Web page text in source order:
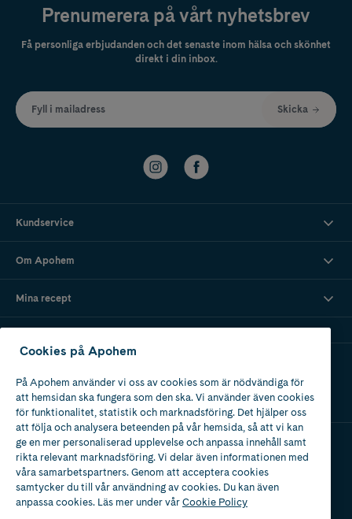
Prenumerera på vårt nyhetsbrev
Få personliga erbjudanden och det senaste inom hälsa och skönhet
direkt i din inbox.
Fyll i mailadress Skicka
Kundservice
Om Apohem
Mina recept
Apotek med tillstånd
av Läkemedelsverket
Cookies på Apohem
På Apohem använder vi oss av cookies som är nödvändiga för
att hemsidan ska fungera som den ska. Vi använder även cookies
för funktionalitet, statistik och marknadsföring. Det hjälper oss
att följa och analysera beteenden på vår hemsida, så att vi kan
ge en mer personaliserad upplevelse och anpassa innehåll samt
rikta relevant marknadsföring. Vi delar även informationen med
våra samarbetspartners. Genom att acceptera cookies
samtycker du till vår användning av cookies. Du kan även
anpassa cookies. Läs mer under vårCookie Policy